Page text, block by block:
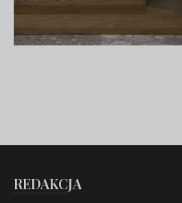
REDAKCJA